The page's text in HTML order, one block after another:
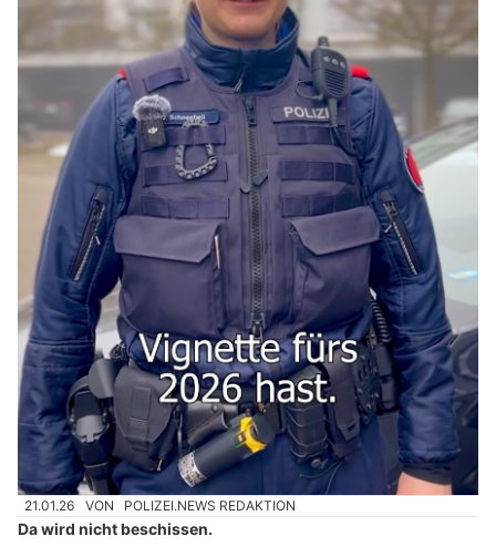
21.01.26 VON POLIZEI.NEWS REDAKTION
Da wird nicht beschissen.